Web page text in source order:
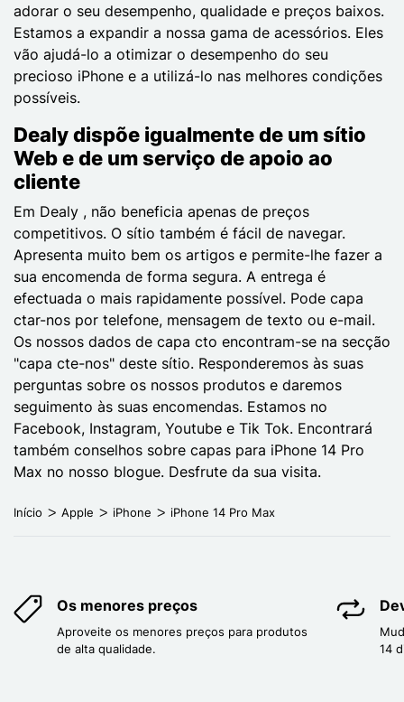
adorar o seu desempenho, qualidade e preços baixos.
Estamos a expandir a nossa gama de acessórios. Eles
vão ajudá-lo a otimizar o desempenho do seu
precioso iPhone e a utilizá-lo nas melhores condições
possíveis.
Dealy dispõe igualmente de um sítio
Web e de um serviço de apoio ao
cliente
Em Dealy , não beneficia apenas de preços
competitivos. O sítio também é fácil de navegar.
Apresenta muito bem os artigos e permite-lhe fazer a
sua encomenda de forma segura. A entrega é
efectuada o mais rapidamente possível. Pode capa
ctar-nos por telefone, mensagem de texto ou e-mail.
Os nossos dados de capa cto encontram-se na secção
"capa cte-nos" deste sítio. Responderemos às suas
perguntas sobre os nossos produtos e daremos
seguimento às suas encomendas. Estamos no
Facebook, Instagram, Youtube e Tik Tok. Encontrará
também conselhos sobre capas para iPhone 14 Pro
Max no nosso blogue. Desfrute da sua visita.
Início Apple iPhone iPhone 14 Pro Max
Os menores preços
Aproveite os menores preços para produtos
de alta qualidade.
14